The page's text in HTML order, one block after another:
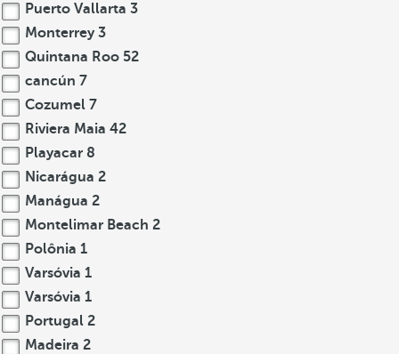
Puerto Vallarta 3
Monterrey 3
Quintana Roo 52
cancún 7
Cozumel 7
Riviera Maia 42
Playacar 8
Nicarágua 2
Manágua 2
Montelimar Beach 2
Polônia 1
Varsóvia 1
Varsóvia 1
Portugal 2
Madeira 2